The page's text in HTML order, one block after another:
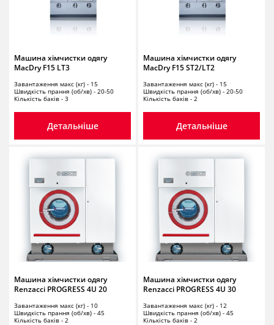
Машина хімчистки одягу
MacDry F15 LT3
Завантаження макс (кг) - 15
Швидкість прання (об/хв) - 20-50
Кількість баків - 3
Детальніше
Машина хімчистки одягу
MacDry F15 ST2/LT2
Завантаження макс (кг) - 15
Швидкість прання (об/хв) - 20-50
Кількість баків - 2
Детальніше
Машина хімчистки одягу
Renzacci PROGRESS 4U 20
Завантаження макс (кг) - 10
Швидкість прання (об/хв) - 45
Кількість баків - 2
Машина хімчистки одягу
Renzacci PROGRESS 4U 30
Завантаження макс (кг) - 12
Швидкість прання (об/хв) - 45
Кількість баків - 2